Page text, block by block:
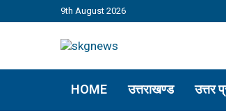
9th August 2026
HOME उत्तराखण्ड उत्तर